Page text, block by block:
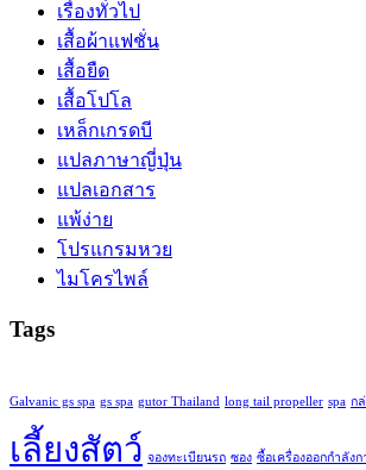
เรื่องทั่วไป
เสื้อผ้าแฟชั่น
เสื้อยืด
เสื้อโปโล
เหล็กเกรดบี
แปลภาษาญี่ปุ่น
แปลเอกสาร
แพ้ง่าย
โปรแกรมหวย
ไมโครไพล์
Tags
Galvanic gs spa gs spa gutor Thailand long tail propeller spa ก
เลี้ยงสัตว์ จองทะเบียนรถ ซอง ซื้อเครื่องออกกำลังก